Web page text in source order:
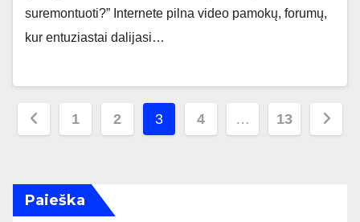
suremontuoti?” Internete pilna video pamokų, forumų,
kur entuziastai dalijasi…
Įrašų
1 2 3 4 … 13
Paieška